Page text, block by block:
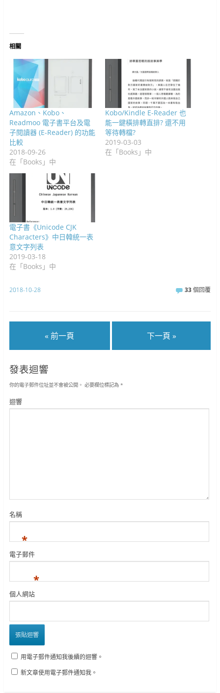
相關
Amazon、Kobo、
Readmoo 電子書平台及電
子閱讀器 (E-Reader) 的功能
比較
2018-09-26
在「Books」中
Kobo/Kindle E-Reader 也
能一鍵橫排轉直排? 還不用
等待轉檔?
2019-03-03
在「Books」中
電子書《Unicode CJK
Characters》中日韓統一表
意文字列表
2019-03-18
在「Books」中
2018-10-28 33個回覆
« 前一頁 下一頁 »
發表迴響
你的電子郵件位址並不會被公開。 必要欄位標記為 *
迴響
名稱
*
電子郵件
*
個人網站
用電子郵件通知我後續的迴響。
新文章使用電子郵件通知我。